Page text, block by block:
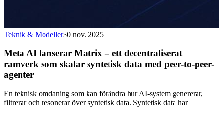
Teknik & Modeller30 nov. 2025
Meta AI lanserar Matrix – ett decentraliserat
ramverk som skalar syntetisk data med peer-to-peer-
agenter
En teknisk omdaning som kan förändra hur AI-system genererar,
filtrerar och resonerar över syntetisk data. Syntetisk data har